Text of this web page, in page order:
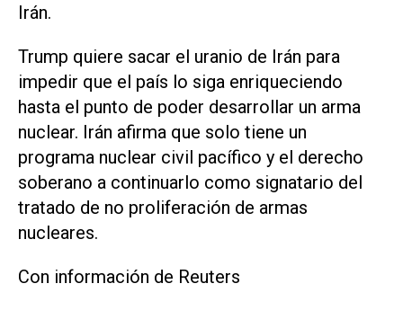
Irán.
Trump quiere sacar el uranio de Irán para
impedir que el país lo siga enriqueciendo
hasta el punto de poder desarrollar un arma
nuclear. Irán afirma que solo tiene un
programa nuclear civil pacífico y el derecho
soberano a continuarlo como signatario del
tratado de no proliferación de armas
nucleares.
Con información de Reuters